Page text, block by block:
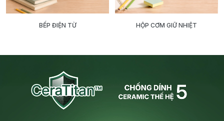
BẾP ĐIỆN TỪ HỘP CƠM GIỮ NHIỆT